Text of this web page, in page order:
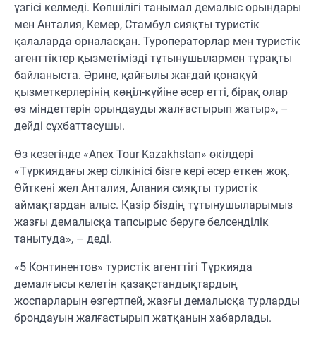
үзгісі келмеді. Көпшілігі танымал демалыс орындары
мен Анталия, Кемер, Стамбул сияқты туристік
қалаларда орналасқан. Туроператорлар мен туристік
агенттіктер қызметімізді тұтынушылармен тұрақты
байланыста. Әрине, қайғылы жағдай қонақүй
қызметкерлерінің көңіл-күйіне әсер етті, бірақ олар
өз міндеттерін орындауды жалғастырып жатыр», –
дейді сұхбаттасушы.
Өз кезегінде «Anex Tour Kazakhstan» өкілдері
«Түркиядағы жер сілкінісі бізге кері әсер еткен жоқ.
Өйткені жел Анталия, Алания сияқты туристік
аймақтардан алыс. Қазір біздің тұтынушыларымыз
жазғы демалысқа тапсырыс беруге белсенділік
танытуда», – деді.
«5 Континентов» туристік агенттігі Түркияда
демалғысы келетін қазақстандықтардың
жоспарларын өзгертпей, жазғы демалысқа турларды
брондауын жалғастырып жатқанын хабарлады.